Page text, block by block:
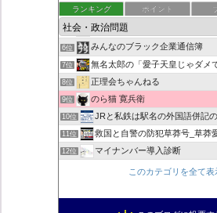
ランキング ポイント
ダリチョコ dalichoko
5位 恥を知れ、恥を
6位 みんなのブラック企業通信簿
7位 無名太郎の「愛子天皇じゃダメ
8位 正理会ちゃんねる
9位 のら猫 寛兵衛
10位 JRと私鉄は駅名の外国語併記の
11位 救国と自警の防犯草莽号_草莽
12位 マイナンバー導入診断
ヨウイチとウサコの常識がひっ
このカテゴリを全て表